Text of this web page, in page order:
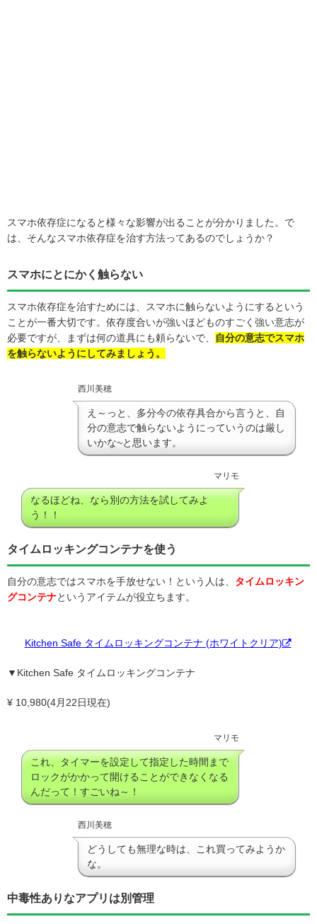
スマホ依存症になると様々な影響が出ることが分かりました。で
は、そんなスマホ依存症を治す方法ってあるのでしょうか？
スマホにとにかく触らない
スマホ依存症を治すためには、スマホに触らないようにするという
ことが一番大切です。依存度合いが強いほどものすごく強い意志が
必要ですが、まずは何の道具にも頼らないで、
自分の意志でスマホ
を触らないようにしてみましょう。
西川美穂
え～っと、多分今の依存具合から言うと、自
分の意志で触らないようにっていうのは厳し
いかな~と思います。
マリモ
なるほどね、なら別の方法を試してみよ
う！！
タイムロッキングコンテナを使う
自分の意志ではスマホを手放せない！という人は、 タイムロッキン
グコンテナというアイテムが役立ちます。
Kitchen Safe タイムロッキングコンテナ (ホワイトクリア)
▼Kitchen Safe タイムロッキングコンテナ
¥ 10,980(4月22日現在)
マリモ
これ、タイマーを設定して指定した時間まで
ロックがかかって開けることができなくなる
んだって！すごいね～！
西川美穂
どうしても無理な時は、これ買ってみようか
な。
中毒性ありなアプリは別管理